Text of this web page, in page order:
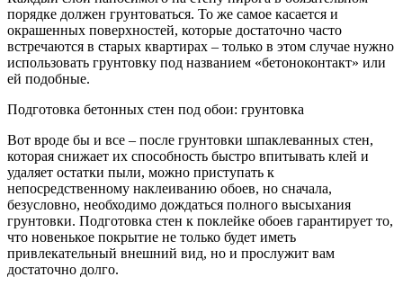
порядке должен грунтоваться. То же самое касается и
окрашенных поверхностей, которые достаточно часто
встречаются в старых квартирах – только в этом случае нужно
использовать грунтовку под названием «бетоноконтакт» или
ей подобные.
Подготовка бетонных стен под обои: грунтовка
Вот вроде бы и все – после грунтовки шпаклеванных стен,
которая снижает их способность быстро впитывать клей и
удаляет остатки пыли, можно приступать к
непосредственному наклеиванию обоев, но сначала,
безусловно, необходимо дождаться полного высыхания
грунтовки. Подготовка стен к поклейке обоев гарантирует то,
что новенькое покрытие не только будет иметь
привлекательный внешний вид, но и прослужит вам
достаточно долго.